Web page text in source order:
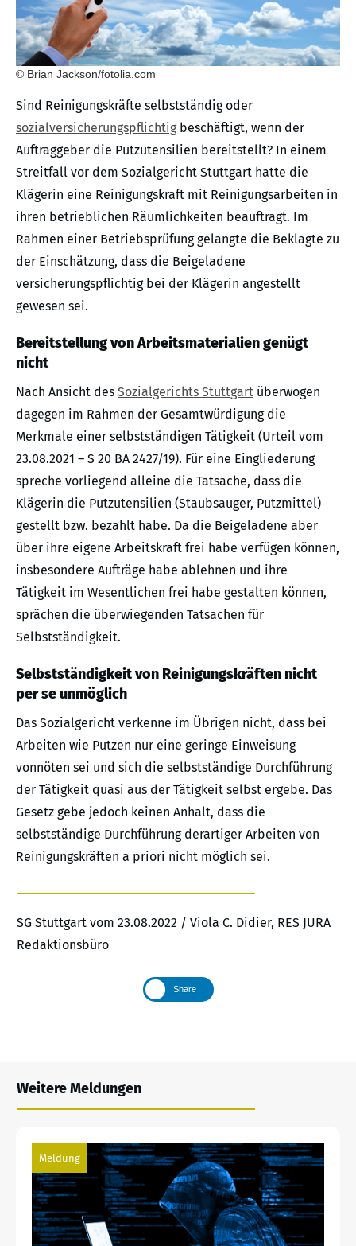
© Brian Jackson/fotolia.com
Sind Reinigungskräfte selbstständig oder
sozialversicherungspflichtigbeschäftigt, wenn der
Auftraggeber die Putzutensilien bereitstellt? In einem
Streitfall vor dem Sozialgericht Stuttgart hatte die
Klägerin eine Reinigungskraft mit Reinigungsarbeiten in
ihren betrieblichen Räumlichkeiten beauftragt. Im
Rahmen einer Betriebsprüfung gelangte die Beklagte zu
der Einschätzung, dass die Beigeladene
versicherungspflichtig bei der Klägerin angestellt
gewesen sei.
Bereitstellung von Arbeitsmaterialien genügt
nicht
Nach Ansicht des Sozialgerichts Stuttgart überwogen
dagegen im Rahmen der Gesamtwürdigung die
Merkmale einer selbstständigen Tätigkeit (Urteil vom
23.08.2021 – S 20 BA 2427/19). Für eine Eingliederung
spreche vorliegend alleine die Tatsache, dass die
Klägerin die Putzutensilien (Staubsauger, Putzmittel)
gestellt bzw. bezahlt habe. Da die Beigeladene aber
über ihre eigene Arbeitskraft frei habe verfügen können,
insbesondere Aufträge habe ablehnen und ihre
Tätigkeit im Wesentlichen frei habe gestalten können,
sprächen die überwiegenden Tatsachen für
Selbstständigkeit.
Selbstständigkeit von Reinigungskräften nicht
per se unmöglich
Das Sozialgericht verkenne im Übrigen nicht, dass bei
Arbeiten wie Putzen nur eine geringe Einweisung
vonnöten sei und sich die selbstständige Durchführung
der Tätigkeit quasi aus der Tätigkeit selbst ergebe. Das
Gesetz gebe jedoch keinen Anhalt, dass die
selbstständige Durchführung derartiger Arbeiten von
Reinigungskräften a priori nicht möglich sei.
SG Stuttgart vom 23.08.2022 / Viola C. Didier, RES JURA
Redaktionsbüro
Share
Weitere Meldungen
Meldung